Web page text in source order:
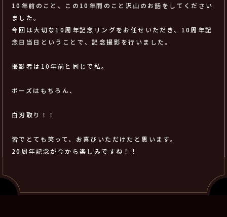
10年前のこと、この10年間のこと沢山のお話をしてください
ました。
今回は大切な10周年記念リングをお任せいただき、10周年記
念日当日ということで、記念撮影を行いました。
撮影者は10年前と同じで私。
ポーズはもちろん、
白刃取り！！
皆でとても笑って、お喜びいただけたと思います。
20周年記念が今から楽しみですね！！